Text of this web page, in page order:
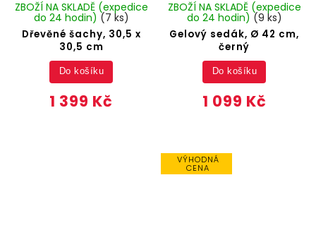
Dřevěné šachy, 30,5 x
30,5 cm
ZBOŽÍ NA SKLADĚ (expedice
do 24 hodin) (7 ks)
1 399 Kč
Do košíku
Gelový sedák, Ø 42 cm,
černý
ZBOŽÍ NA SKLADĚ (expedice
do 24 hodin) (9 ks)
1 099 Kč
Do košíku
VÝHODNÁ
CENA